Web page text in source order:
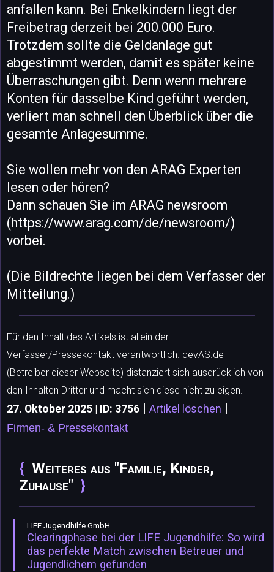
anfallen kann. Bei Enkelkindern liegt der
Freibetrag derzeit bei 200.000 Euro.
Trotzdem sollte die Geldanlage gut
abgestimmt werden, damit es später keine
Überraschungen gibt. Denn wenn mehrere
Konten für dasselbe Kind geführt werden,
verliert man schnell den Überblick über die
gesamte Anlagesumme.
Sie wollen mehr von den ARAG Experten
lesen oder hören?
Dann schauen Sie im ARAG newsroom
(https://www.arag.com/de/newsroom/)
vorbei.
(Die Bildrechte liegen bei dem Verfasser der
Mitteilung.)
Für den Inhalt des Artikels ist allein der
Verfasser/Pressekontakt verantwortlich. devAS.de
(Betreiber dieser Webseite) distanziert sich ausdrücklich von
den Inhalten Dritter und macht sich diese nicht zu eigen.
27. Oktober 2025 | ID: 3756 | Artikel löschen |
Firmen- & Pressekontakt
Weiteres aus "Familie, Kinder,
Zuhause"
LIFE Jugendhilfe GmbH
Clearingphase bei der LIFE Jugendhilfe: So wird
das perfekte Match zwischen Betreuer und
Jugendlichem gefunden